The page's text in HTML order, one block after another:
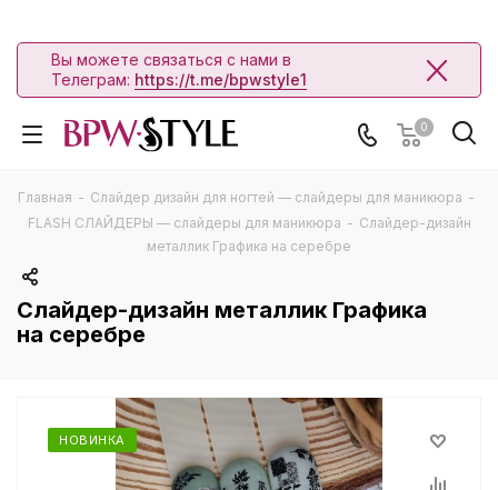
Вы можете связаться с нами в
Телеграм: https://t.me/bpwstyle1
0
Главная - Слайдер дизайн для ногтей — слайдеры для маникюра -
FLASH СЛАЙДЕРЫ — слайдеры для маникюра - Слайдер-дизайн
металлик Графика на серебре
Слайдер-дизайн металлик Графика
на серебре
НОВИНКА